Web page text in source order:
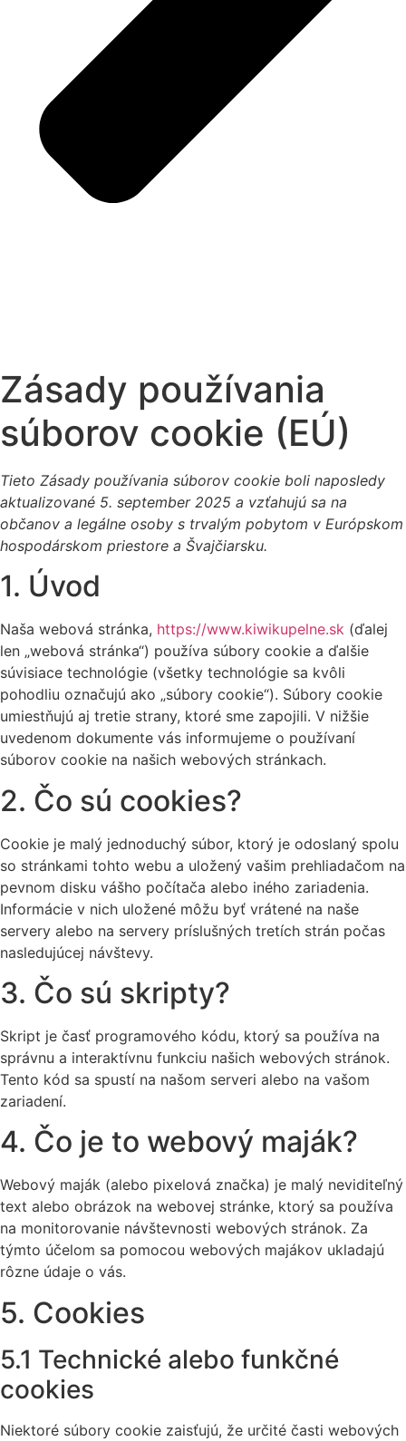
Zásady používania
súborov cookie (EÚ)
Tieto Zásady používania súborov cookie boli naposledy
aktualizované 5. september 2025 a vzťahujú sa na
občanov a legálne osoby s trvalým pobytom v Európskom
hospodárskom priestore a Švajčiarsku.
1. Úvod
Naša webová stránka, https://www.kiwikupelne.sk (ďalej
len „webová stránka“) používa súbory cookie a ďalšie
súvisiace technológie (všetky technológie sa kvôli
pohodliu označujú ako „súbory cookie“). Súbory cookie
umiestňujú aj tretie strany, ktoré sme zapojili. V nižšie
uvedenom dokumente vás informujeme o používaní
súborov cookie na našich webových stránkach.
2. Čo sú cookies?
Cookie je malý jednoduchý súbor, ktorý je odoslaný spolu
so stránkami tohto webu a uložený vašim prehliadačom na
pevnom disku vášho počítača alebo iného zariadenia.
Informácie v nich uložené môžu byť vrátené na naše
servery alebo na servery príslušných tretích strán počas
nasledujúcej návštevy.
3. Čo sú skripty?
Skript je časť programového kódu, ktorý sa používa na
správnu a interaktívnu funkciu našich webových stránok.
Tento kód sa spustí na našom serveri alebo na vašom
zariadení.
4. Čo je to webový maják?
Webový maják (alebo pixelová značka) je malý neviditeľný
text alebo obrázok na webovej stránke, ktorý sa používa
na monitorovanie návštevnosti webových stránok. Za
týmto účelom sa pomocou webových majákov ukladajú
rôzne údaje o vás.
5. Cookies
5.1 Technické alebo funkčné
cookies
Niektoré súbory cookie zaisťujú, že určité časti webových